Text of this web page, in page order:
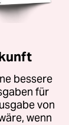
bessere
für
von
wenn